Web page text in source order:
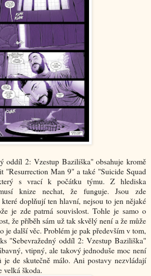
oddíl 2: Vzestup Baziliška" obsahuje kromě
"Resurrection Man 9" a také "Suicide Squad
s vrací k počátku týmu. Z hlediska
knize nechat, že funguje. Jsou zde
doplňují ten hlavní, nejsou to jen nějaké
je zde patrná souvislost. Tohle je samo o
že příběh sám už tak skvělý není a že může
je další věc. Problém je pak především v tom,
"Sebevražedný oddíl 2: Vzestup Baziliška"
vtipný, ale takový jednoduše moc není
je de skutečně málo. Ani postavy nezvládají
velká škoda.